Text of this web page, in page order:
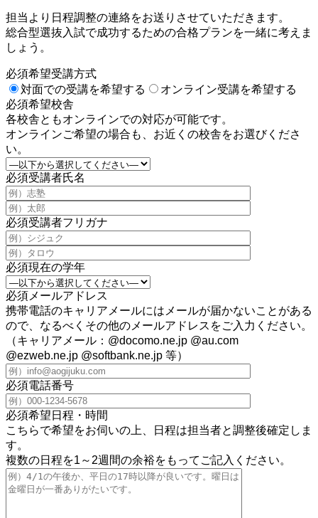
担当より日程調整の連絡をお送りさせていただきます。
総合型選抜入試で成功するための合格プランを一緒に考えま
しょう。
必須希望受講方式
対面での受講を希望する
オンライン受講を希望する
必須希望校舎
各校舎ともオンラインでの対応が可能です。
オンラインご希望の場合も、お近くの校舎をお選びくださ
い。
必須受講者氏名
必須受講者フリガナ
必須現在の学年
必須 メールアドレス
携帯電話のキャリアメールにはメールが届かないことがある
ので、なるべくその他のメールアドレスをご入力ください。
（キャリアメール：@docomo.ne.jp @au.com
@ezweb.ne.jp @softbank.ne.jp 等）
必須電話番号
必須希望日程・時間
こちらで希望をお伺いの上、日程は担当者と調整後確定しま
す。
複数の日程を1～2週間の余裕をもってご記入ください。